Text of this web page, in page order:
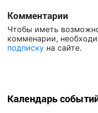
Комментарии
Чтобы иметь
комменарии,
подписку на сайте.
Календарь